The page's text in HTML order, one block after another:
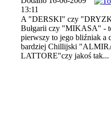
13:11
A "DERSKI" czy
Bułgarii czy "MIKASA" -
pierwszy to jego bliźniak a
bardziej Chillijski
LATTORE"czy jakoś tak...